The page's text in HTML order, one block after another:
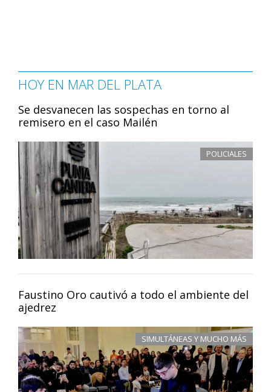
HOY EN MAR DEL PLATA
Se desvanecen las sospechas en torno al
remisero en el caso Mailén
POLICIALES
Faustino Oro cautivó a todo el ambiente del
ajedrez
SIMULTÁNEAS Y MUCHO MÁS